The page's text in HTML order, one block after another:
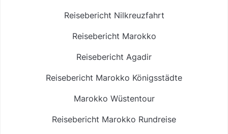
Reisebericht Nilkreuzfahrt
Reisebericht Marokko
Reisebericht Agadir
Reisebericht Marokko Königsstädte
Marokko Wüstentour
Reisebericht Marokko Rundreise